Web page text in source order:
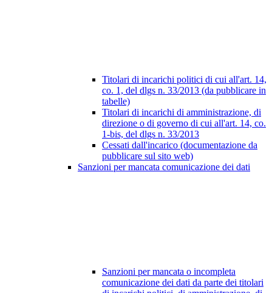
Titolari di incarichi politici di cui all'art. 14,
co. 1, del dlgs n. 33/2013 (da pubblicare in
tabelle)
Titolari di incarichi di amministrazione, di
direzione o di governo di cui all'art. 14, co.
1-bis, del dlgs n. 33/2013
Cessati dall'incarico (documentazione da
pubblicare sul sito web)
Sanzioni per mancata comunicazione dei dati
Sanzioni per mancata o incompleta
comunicazione dei dati da parte dei titolari